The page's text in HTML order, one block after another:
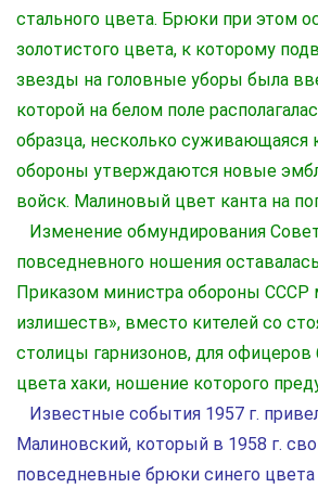
стального цвета. Брюки при этом
золотистого цвета, к которому
звезды на головные уборы была
которой на белом поле
образца, несколько суживающаяся
обороны утверждаются новые
войск. Малиновый цвет канта на
Изменение обмундирования
повседневного ношения
Приказом министра обороны СССР
излишеств», вместо кителей со
столицы гарнизонов, для
цвета хаки, ношение которого
Известные события 1957 г.
Малиновский, который в 1958 г.
повседневные брюки синего цвета